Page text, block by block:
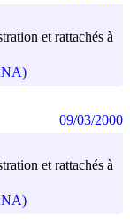
et rattachés à
et rattachés à
09/03/2000